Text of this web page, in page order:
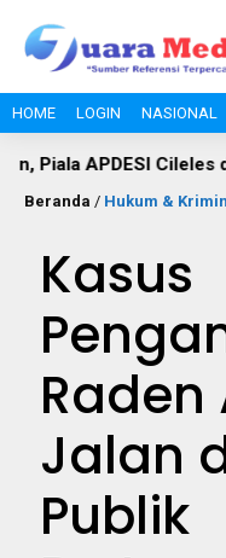
HOME LOGIN NASIONAL
Cileles dan BIL
Beranda / Hukum &
Kasus
Raden
Jalan
Publik